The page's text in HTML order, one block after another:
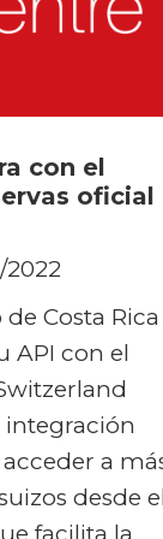
con el
oficial
2022
Costa Rica
API con el
integración
a
desde